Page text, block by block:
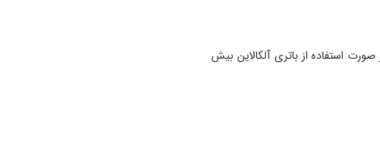
باتری معمولی برای این بیش از 18 ماه و در صورت استفاده از باتری آلکالاین بیش